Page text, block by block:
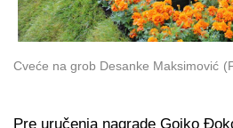
Cveće na grob Desanke Maksimović
Pre uručenja nagrade Gojko